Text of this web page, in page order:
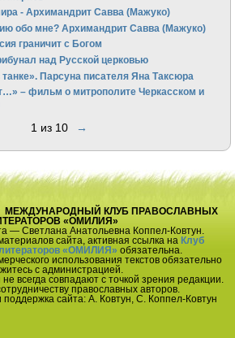
- Архимандрит Савва (Мажуко)
обо мне? Архимандрит Савва (Мажуко)
граничит с Богом
над Русской церковью
Парсуна писателя Яна Таксюра
– фильм о митрополите Черкасском и
1 из 10 →
МЕЖДУНАРОДНЫЙ КЛУБ ПРАВОСЛАВНЫХ
«ОМИЛИЯ»
— Светлана Анатольевна Коппел-Ковтун.
сайта, активная ссылка на Клуб
«ОМИЛИЯ» обязательна.
использования текстов обязательно
с администрацией.
всегда совпадают с точкой зрения редакции.
православных авторов.
поддержка сайта: А. Ковтун, С. Коппел-Ковтун